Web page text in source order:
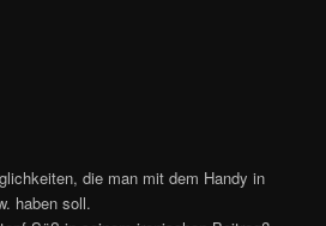
die man mit dem Handy in
haben soll.